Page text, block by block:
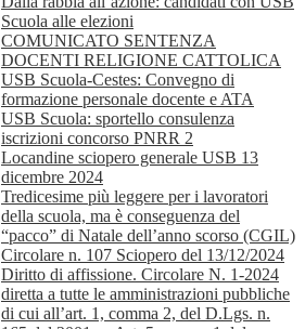
Scuola alle elezioni
COMUNICATO SENTENZA
DOCENTI RELIGIONE CATTOLICA
USB Scuola-Cestes: Convegno di
formazione personale docente e ATA
USB Scuola: sportello consulenza
iscrizioni concorso PNRR 2
Locandine sciopero generale USB 13
dicembre 2024
Tredicesime più leggere per i lavoratori
della scuola, ma è conseguenza del
“pacco” di Natale dell’anno scorso (CGIL)
Circolare n. 107 Sciopero del 13/12/2024
Diritto di affissione. Circolare N. 1-2024
diretta a tutte le amministrazioni pubbliche
di cui all’art. 1, comma 2, del D.Lgs. n.